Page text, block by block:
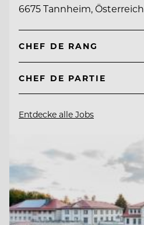
6675 Tannheim, Österreich
CHEF DE RANG
CHEF DE PARTIE
Entdecke alle Jobs